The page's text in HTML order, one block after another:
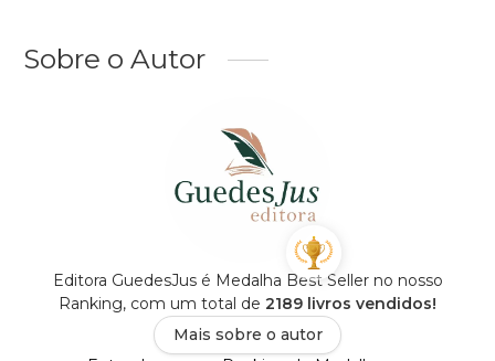
Sobre o Autor
Editora GuedesJus é Medalha Best Seller no nosso
Ranking, com um total de 2189 livros vendidos!
Mais sobre o autor